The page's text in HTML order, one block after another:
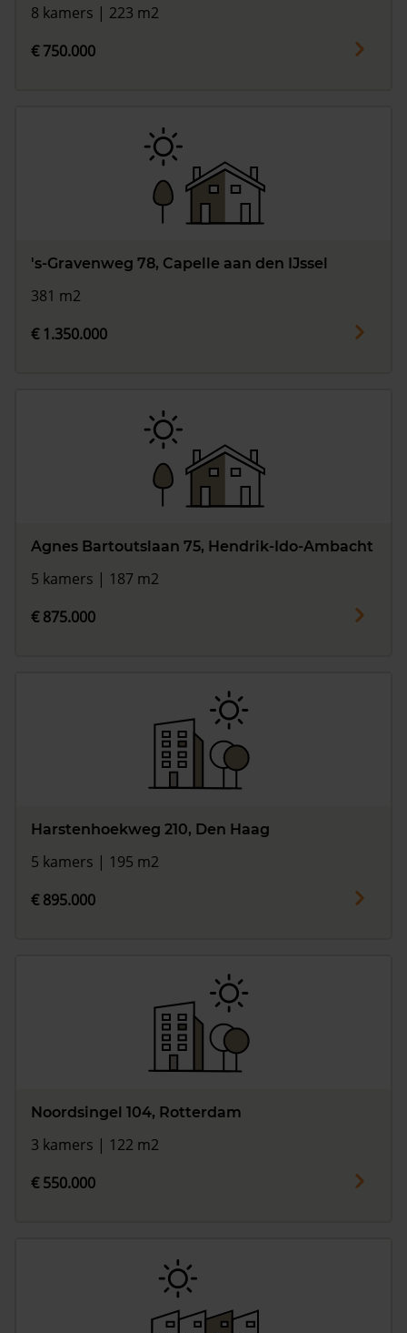
8 kamers | 223 m2
€ 750.000
's-Gravenweg 78, Capelle aan den IJssel
381 m2
€ 1.350.000
Agnes Bartoutslaan 75, Hendrik-Ido-Ambacht
5 kamers | 187 m2
€ 875.000
Harstenhoekweg 210, Den Haag
5 kamers | 195 m2
€ 895.000
Noordsingel 104, Rotterdam
3 kamers | 122 m2
€ 550.000